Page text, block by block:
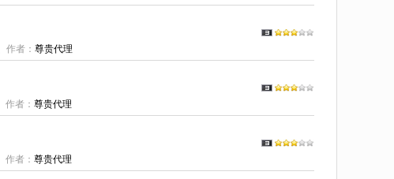
作者： 尊贵代理
作者： 尊贵代理
作者： 尊贵代理